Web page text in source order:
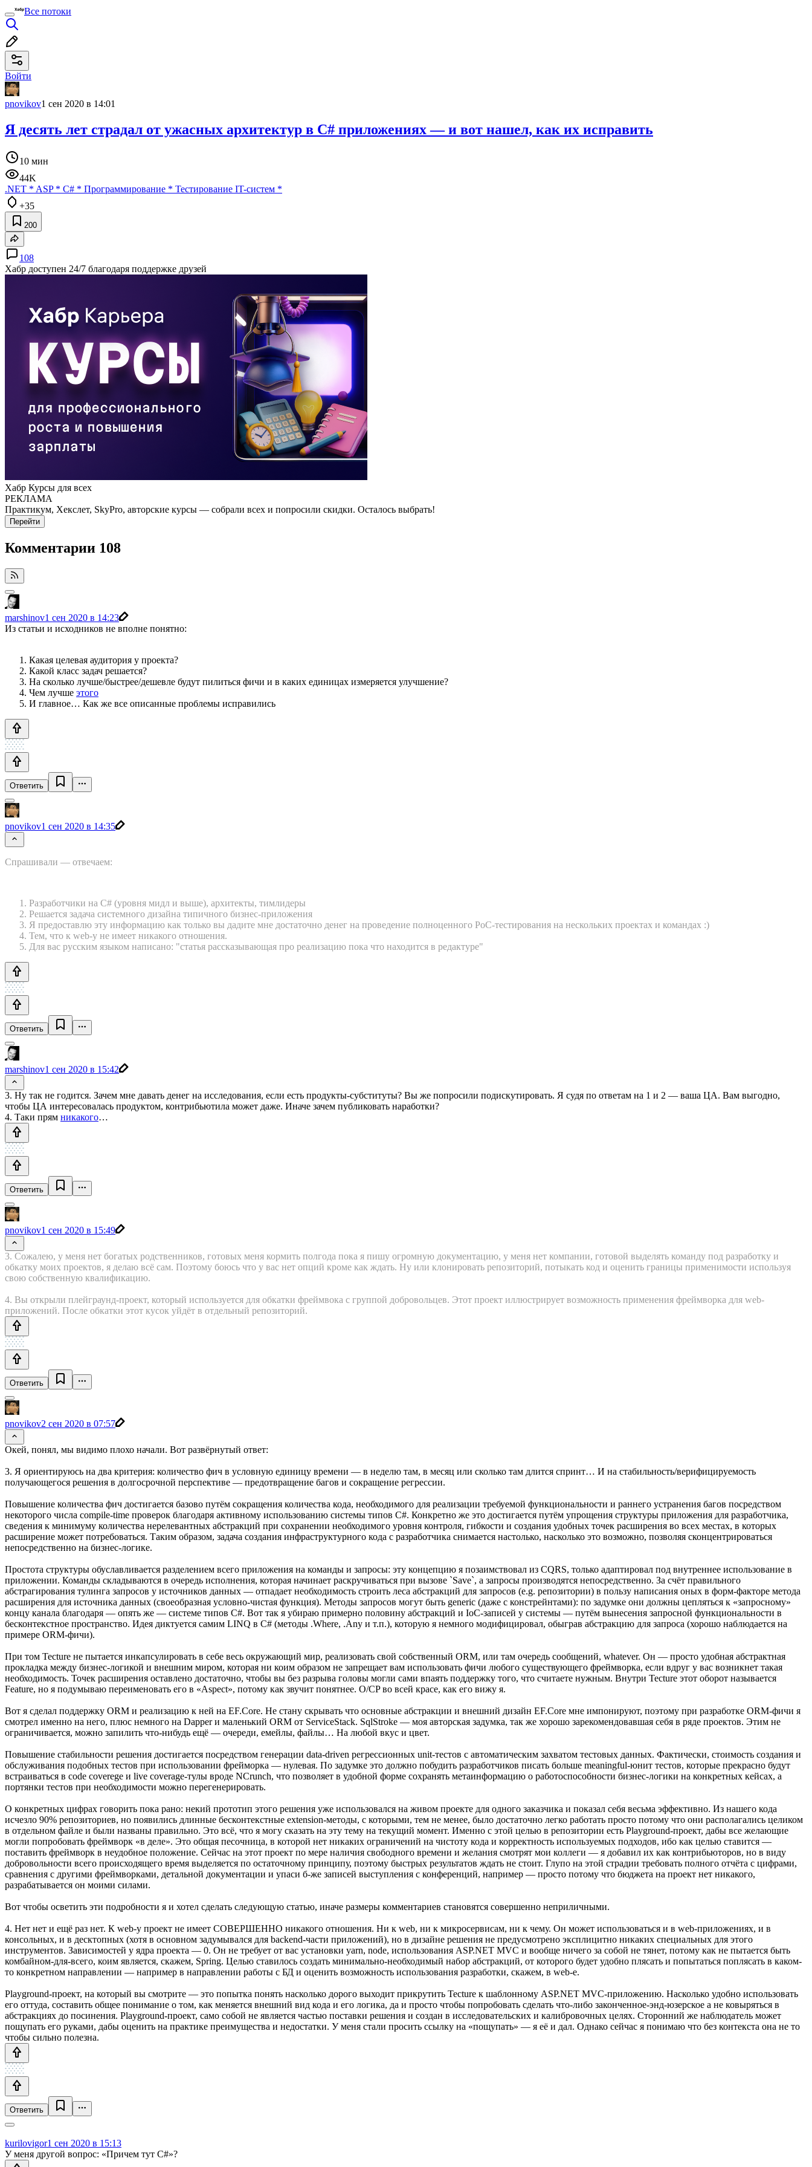
Все потоки
Войти
pnovikov1 сен 2020 в 14:01
Я десять лет страдал от ужасных архитектур в C# приложениях — и вот нашел, как их исправить
10 мин
44K
.NET * ASP* C# * Программирование * Тестирование IT-систем *
+35
200
108
Хабр доступен 24/7 благодаря поддержке друзей
Хабр Курсы для всех
РЕКЛАМА
Практикум, Хекслет, SkyPro, авторские курсы — собрали всех и попросили скидки. Осталось выбрать!
Перейти
Комментарии 108
marshinov1 сен 2020 в 14:23
Из статьи и исходников не вполне понятно:
Какая целевая аудитория у проекта?
Какой класс задач решается?
На сколько лучше/быстрее/дешевле будут пилиться фичи и в каких единицах измеряется улучшение?
Чем лучше этого
И главное… Как же все описанные проблемы исправились
Ответить
pnovikov1 сен 2020 в 14:35
Спрашивали — отвечаем:
Разработчики на C# (уровня мидл и выше), архитекты, тимлидеры
Решается задача системного дизайна типичного бизнес-приложения
Я предоставлю эту информацию как только вы дадите мне достаточно денег на проведение полноценного PoC-тестирования на нескольких проектах и командах :)
Тем, что к web-у не имеет никакого отношения.
Для вас русским языком написано: "статья рассказывающая про реализацию пока что находится в редактуре"
Ответить
marshinov1 сен 2020 в 15:42
3. Ну так не годится. Зачем мне давать денег на исследования, если есть продукты-субституты? Вы же попросили подискутировать. Я судя по ответам на 1 и 2 — ваша ЦА. Вам выгодно,
чтобы ЦА интересовалась продуктом, контрибьютила может даже. Иначе зачем публиковать наработки?
4. Таки прям никакого…
Ответить
pnovikov1 сен 2020 в 15:49
3. Сожалею, у меня нет богатых родственников, готовых меня кормить полгода пока я пишу огромную документацию, у меня нет компании, готовой выделять команду под разработку и
обкатку моих проектов, я делаю всё сам. Поэтому боюсь что у вас нет опций кроме как ждать. Ну или клонировать репозиторий, потыкать код и оценить границы применимости используя
свою собственную квалификацию.
4. Вы открыли плейграунд-проект, который используется для обкатки фреймвока с группой добровольцев. Этот проект иллюстрирует возможность применения фреймворка для web-
приложений. После обкатки этот кусок уйдёт в отдельный репозиторий.
Ответить
pnovikov2 сен 2020 в 07:57
Окей, понял, мы видимо плохо начали. Вот развёрнутый ответ:
3. Я ориентируюсь на два критерия: количество фич в условную единицу времени — в неделю там, в месяц или сколько там длится спринт… И на стабильность/верифицируемость
получающегося решения в долгосрочной перспективе — предотвращение багов и сокращение регрессии.
Повышение количества фич достигается базово путём сокращения количества кода, необходимого для реализации требуемой функциональности и раннего устранения багов посредством
некоторого числа compile-time проверок благодаря активному использованию системы типов C#. Конкретно же это достигается путём упрощения структуры приложения для разработчика,
сведения к минимуму количества нерелевантных абстракций при сохранении необходимого уровня контроля, гибкости и создания удобных точек расширения во всех местах, в которых
расширение может потребоваться. Таким образом, задача создания инфраструктурного кода с разработчика снимается настолько, насколько это возможно, позволяя сконцентрироваться
непосредственно на бизнес-логике.
Простота структуры обуславливается разделением всего приложения на команды и запросы: эту концепцию я позаимствовал из CQRS, только адаптировал под внутреннее использование в
приложении. Команды складываются в очередь исполнения, которая начинает раскручиваться при вызове `Save`, а запросы производятся непосредственно. За счёт правильного
абстрагирования тулинга запросов у источников данных — отпадает необходимость строить леса абстракций для запросов (e.g. репозитории) в пользу написания оных в форм-факторе метода
расширения для источника данных (своеобразная условно-чистая функция). Методы запросов могут быть generic (даже с констрейнтами): по задумке они должны цепляться к «запросному»
концу канала благодаря — опять же — системе типов C#. Вот так я убираю примерно половину абстракций и IoC-записей у системы — путём вынесения запросной функциональности в
бесконтекстное пространство. Идея диктуется самим LINQ в C# (методы .Where, .Any и т.п.), которую я немного модифицировал, обыграв абстракцию для запроса (хорошо наблюдается на
примере ORM-фичи).
При том Tecture не пытается инкапсулировать в себе весь окружающий мир, реализовать свой собственный ORM, или там очередь сообщений, whatever. Он — просто удобная абстрактная
прокладка между бизнес-логикой и внешним миром, которая ни коим образом не запрещает вам использовать фичи любого существующего фреймворка, если вдруг у вас возникнет такая
необходимость. Точек расширения оставлено достаточно, чтобы вы без разрыва головы могли сами впаять поддержку того, что считаете нужным. Внутри Tecture этот оборот называется
Feature, но я подумываю переименовать его в «Aspect», потому как звучит понятнее. O/CP во всей красе, как его вижу я.
Вот я сделал поддержку ORM и реализацию к ней на EF.Core. Не стану скрывать что основные абстракции и внешний дизайн EF.Core мне импонируют, поэтому при разработке ORM-фичи я
смотрел именно на него, плюс немного на Dapper и маленький ORM от ServiceStack. SqlStroke — моя авторская задумка, так же хорошо зарекомендовавшая себя в ряде проектов. Этим не
ограничивается, можно запилить что-нибудь ещё — очереди, емейлы, файлы… На любой вкус и цвет.
Повышение стабильности решения достигается посредством генерации data-driven регрессионных unit-тестов с автоматическим захватом тестовых данных. Фактически, стоимость создания и
обслуживания подобных тестов при использовании фрейморка — нулевая. По задумке это должно побудить разработчиков писать больше meaningful-юнит тестов, которые прекрасно будут
встраиваться в code coverege и live coverage-тулы вроде NCrunch, что позволяет в удобной форме сохранять метаинформацию о работоспособности бизнес-логики на конкретных кейсах, а
портянки тестов при необходимости можно перегенерировать.
О конкретных цифрах говорить пока рано: некий прототип этого решения уже использовался на живом проекте для одного заказчика и показал себя весьма эффективно. Из нашего кода
исчезло 90% репозиториев, но появились длинные бесконтекстные extension-методы, с которыми, тем не менее, было достаточно легко работать просто потому что они располагались целиком
в отдельном файле и были названы правильно. Это всё, что я могу сказать на эту тему на текущий момент. Именно с этой целью в репозитории есть Playground-проект, дабы все желающие
могли попробовать фреймворк «в деле». Это общая песочница, в которой нет никаких ограничений на чистоту кода и корректность используемых подходов, ибо как целью ставится —
поставить фреймворк в неудобное положение. Сейчас на этот проект по мере наличия свободного времени и желания смотрят мои коллеги — я добавил их как контрибьюторов, но в виду
добровольности всего происходящего время выделяется по остаточному принципу, поэтому быстрых результатов ждать не стоит. Глупо на этой страдии требовать полного отчёта с цифрами,
сравнения с другими фреймворками, детальной документации и упаси б-же записей выступления с конференций, например — просто потому что бюджета на проект нет никакого,
разрабатывается он моими силами.
Вот чтобы осветить эти подробности я и хотел сделать следующую статью, иначе размеры комментариев становятся совершенно неприличными.
4. Нет нет и ещё раз нет. К web-у проект не имеет СОВЕРШЕННО никакого отношения. Ни к web, ни к микросервисам, ни к чему. Он может использоваться и в web-приложениях, и в
консольных, и в десктопных (хотя в основном задумывался для backend-части приложений), но в дизайне решения не предусмотрено эксплицитно никаких специальных для этого
инструментов. Зависимостей у ядра проекта — 0. Он не требует от вас установки yarn, node, использования ASP.NET MVC и вообще ничего за собой не тянет, потому как не пытается быть
комбайном-для-всего, коим является, скажем, Spring. Целью ставилось создать минимально-необходимый набор абстракций, от которого будет удобно плясать и попытаться поплясать в каком-
то конкретном направлении — например в направлении работы с БД и оценить возможность использования разработки, скажем, в web-е.
Playground-проект, на который вы смотрите — это попытка понять насколько дорого выходит прикрутить Tecture к шаблонному ASP.NET MVC-приложению. Насколько удобно использовать
его оттуда, составить общее понимание о том, как меняется внешний вид кода и его логика, да и просто чтобы попробовать сделать что-либо законченное-энд-юзерское а не ковыряться в
абстракциях до посинения. Playground-проект, само собой не является частью поставки решения и создан в исследовательских и калибровочных целях. Сторонний же наблюдатель может
пощупать его руками, дабы оценить на практике преимущества и недостатки. У меня стали просить ссылку на «пощупать» — я её и дал. Однако сейчас я понимаю что без контекста она не то
чтобы сильно полезна.
Ответить
kurilovigor1 сен 2020 в 15:13
У меня другой вопрос: «Причем тут C#»?